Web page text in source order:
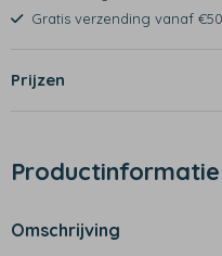
Gratis verzending vanaf €50
Prijzen
Productinformatie
Omschrijving